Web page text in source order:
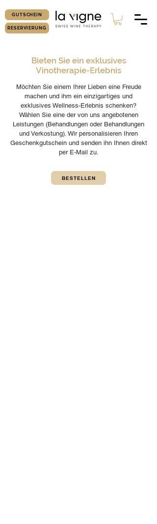
GUTSCHEIN
RESERVIERUNG
Bieten Sie ein exklusives
Vinotherapie-Erlebnis
Möchten Sie einem Ihrer Lieben eine Freude
machen und ihm ein einzigartiges und
exklusives Wellness-Erlebnis schenken?
Wählen Sie eine der von uns angebotenen
Leistungen (Behandlungen oder Behandlungen
und Verkostung). Wir personalisieren Ihren
Geschenkgutschein und senden ihn Ihnen direkt
per E-Mail zu.
BESTELLEN